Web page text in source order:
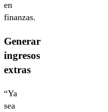
en
finanzas.
Generar
ingresos
extras
“Ya
sea